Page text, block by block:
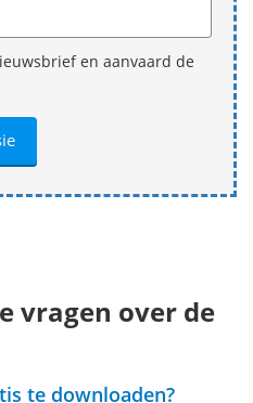
en aanvaard de
vragen over de
te downloaden?